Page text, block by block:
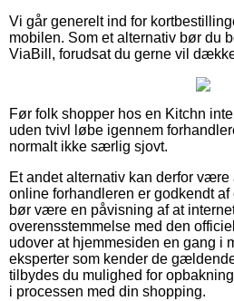
Vi går generelt ind for
mobilen. Som et alternativ bør du
ViaBill, forudsat du gerne vil
Før folk shopper hos en Kitchn
uden tvivl løbe igennem
normalt ikke særlig sjovt.
Et andet alternativ kan derfor
online forhandleren er godkendt
bør være en påvisning af at
overensstemmelse med den
udover at hjemmesiden en gang i
eksperter som kender de
tilbydes du mulighed for
i processen med din shopping.